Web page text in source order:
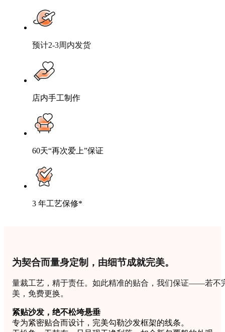
预计2-3周内发货
店内手工制作
60天“再次爱上”保证
3 年工艺保修*
为契合而量身定制，由细节成就完美。
量裁工艺，精于责任。如此精准的贴合，我们保证——若不
美，免费更换。
紧贴沙发，绝不松垮悬垂
专为紧密贴合而设计，完美勾勒沙发框架的线条。